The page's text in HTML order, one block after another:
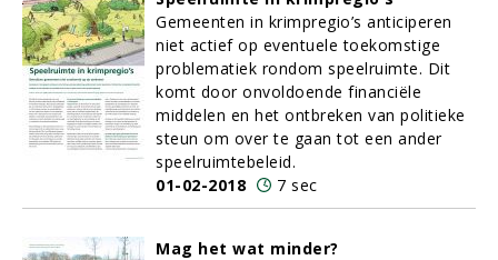
Gemeenten in krimpregio’s anticiperen
niet actief op eventuele toekomstige
problematiek rondom speelruimte. Dit
komt door onvoldoende financiële
middelen en het ontbreken van politieke
steun om over te gaan tot een ander
speelruimtebeleid.
01-02-2018
7 sec
Mag het wat minder?